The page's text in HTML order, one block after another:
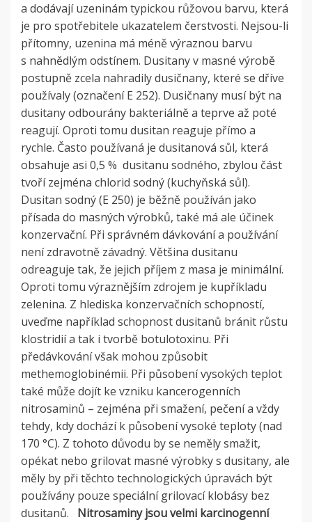
a dodávají uzeninám typickou růžovou barvu, která
je pro spotřebitele ukazatelem čerstvosti. Nejsou-li
přítomny, uzenina má méně výraznou barvu
s nahnědlým odstínem. Dusitany v masné výrobě
postupně zcela nahradily dusičnany, které se dříve
používaly (označení E 252). Dusičnany musí být na
dusitany odbourány bakteriálně a teprve až poté
reagují. Oproti tomu dusitan reaguje přímo a
rychle. Často používaná je dusitanová sůl, která
obsahuje asi 0,5 % dusitanu sodného, zbylou část
tvoří zejména chlorid sodný (kuchyňská sůl).
Dusitan sodný (E 250) je běžně používán jako
přísada do masných výrobků, také má ale účinek
konzervační. Při správném dávkování a používání
není zdravotně závadný. Většina dusitanu
odreaguje tak, že jejich příjem z masa je minimální.
Oproti tomu výraznějším zdrojem je kupříkladu
zelenina. Z hlediska konzervačních schopností,
uveďme například schopnost dusitanů bránit růstu
klostridií a tak i tvorbě botulotoxinu. Při
předávkování však mohou způsobit
methemoglobinémii. Při působení vysokých teplot
také může dojít ke vzniku kancerogenních
nitrosaminů – zejména při smažení, pečení a vždy
tehdy, kdy dochází k působení vysoké teploty (nad
170 °C). Z tohoto důvodu by se neměly smažit,
opékat nebo grilovat masné výrobky s dusitany, ale
měly by při těchto technologických úpravách být
používány pouze speciální grilovací klobásy bez
dusitanů. Nitrosaminy jsou velmi karcinogenní